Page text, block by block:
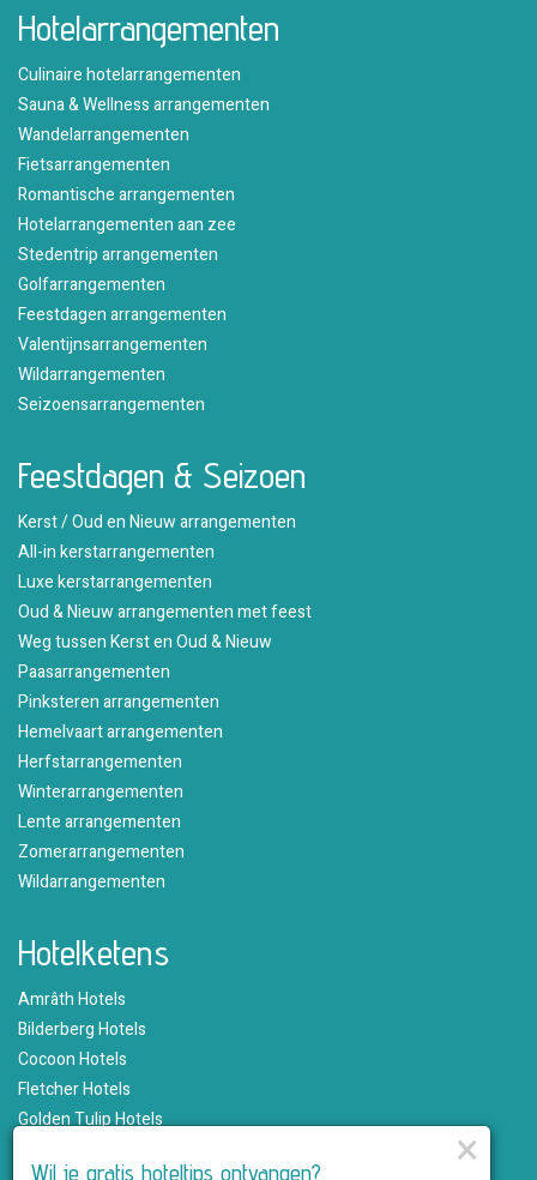
Hotelarrangementen
Culinaire hotelarrangementen
Sauna & Wellness arrangementen
Wandelarrangementen
Fietsarrangementen
Romantische arrangementen
Hotelarrangementen aan zee
Stedentrip arrangementen
Golfarrangementen
Feestdagen arrangementen
Valentijnsarrangementen
Wildarrangementen
Seizoensarrangementen
Feestdagen & Seizoen
Kerst / Oud en Nieuw arrangementen
All-in kerstarrangementen
Luxe kerstarrangementen
Oud & Nieuw arrangementen met feest
Weg tussen Kerst en Oud & Nieuw
Paasarrangementen
Pinksteren arrangementen
Hemelvaart arrangementen
Herfstarrangementen
Winterarrangementen
Lente arrangementen
Zomerarrangementen
Wildarrangementen
Hotelketens
Amrâth Hotels
Bilderberg Hotels
Cocoon Hotels
Fletcher Hotels
Golden Tulip Hotels
×
Wil je gratis hoteltips ontvangen?